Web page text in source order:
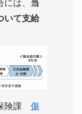
は、 当
いて支給
険課 傷